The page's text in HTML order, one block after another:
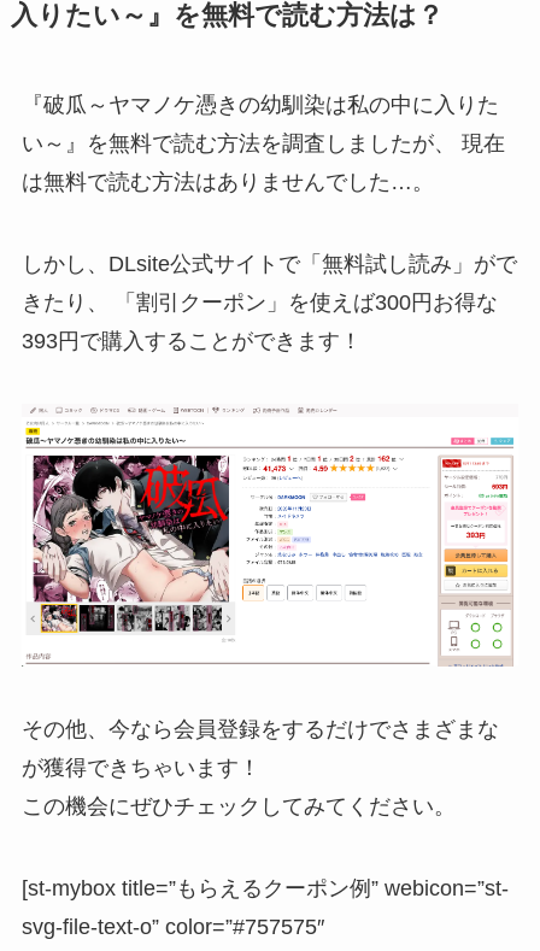
入りたい～』を無料で読む方法は？
『破瓜～ヤマノケ憑きの幼馴染は私の中に入りた
い～』を無料で読む方法を調査しましたが、 現在
は無料で読む方法はありませんでした…。
しかし、DLsite公式サイトで「 無料試し読み 」がで
きたり、 「 割引クーポン 」を使えば300円お得な
393円 で購入することができます！
その他、今なら会員登録をするだけでさまざまな
が獲得できちゃいます！
この機会にぜひチェックしてみてください。
[st-mybox title=”もらえるクーポン例” webicon=”st-
svg-file-text-o” color=”#757575″